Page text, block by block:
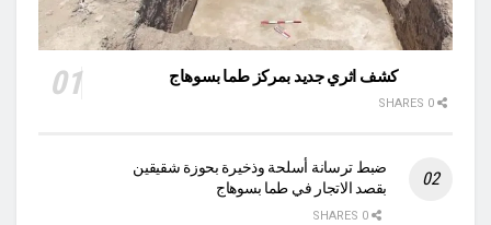
كشف اثري جديد بمركز طما بسوهاج
ضبط ترسانة أسلحة وذخيرة بحوزة شقيقين
بقصد الاتجار في طما بسوهاج